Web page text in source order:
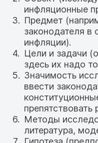
инфляционные
Предмет
законодателя в
инфляции).
Цели и задачи
здесь их надо
Значимость
ввести
препятствовать
Методы
литература,